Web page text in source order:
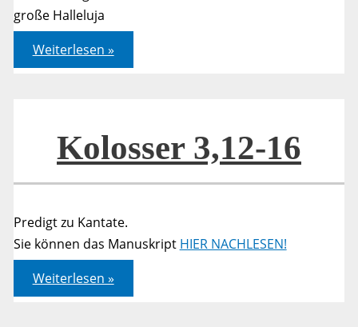
große Halleluja
Psalm
150
Weiterlesen »
Kolosser 3,12-16
Predigt zu Kantate.
Sie können das Manuskript HIER NACHLESEN!
Kolosser
3,12-
16
Weiterlesen »